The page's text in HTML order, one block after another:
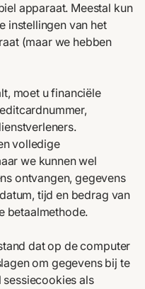
apparaat. Meestal kun
instellingen van het
(maar we hebben
moet u financiële
volledige
we kunnen wel
ontvangen, gegevens
tijd en bedrag van
betaalmethode.
dat op de computer
om gegevens bij te
als